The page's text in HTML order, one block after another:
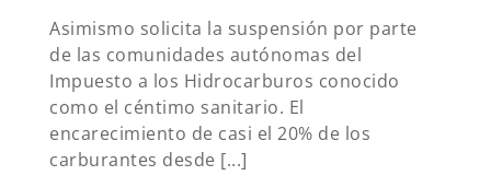
Asimismo solicita la suspensión por parte
de las comunidades autónomas del
Impuesto a los Hidrocarburos conocido
como el céntimo sanitario. El
encarecimiento de casi el 20% de los
carburantes desde [...]